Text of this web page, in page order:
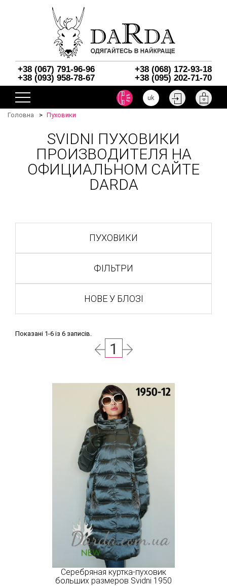
+38 (067) 791-96-96
+38 (068) 172-93-18
+38 (093) 958-78-67
+38 (095) 202-71-70
uk
Головна Пуховики
SVIDNI ПУХОВИКИ
ПРОИЗВОДИТЕЛЯ НА
ОФИЦИАЛЬНОМ САЙТЕ
DARDA
ПУХОВИКИ
ФІЛЬТРИ
НОВЕ У БЛОЗІ
Показані 1-6 із 6 записів.
1
Серебряная куртка-пуховик
больших размеров Svidni 1950